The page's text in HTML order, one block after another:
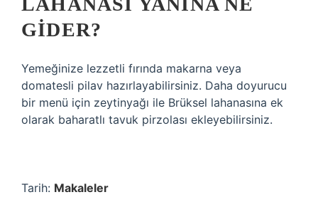
GIDER?
Yemeğinize lezzetli fırında makarna veya
domatesli pilav hazırlayabilirsiniz. Daha doyurucu
bir menü için zeytinyağı ile Brüksel lahanasına ek
olarak baharatlı tavuk pirzolası ekleyebilirsiniz.
Tarih: Makaleler